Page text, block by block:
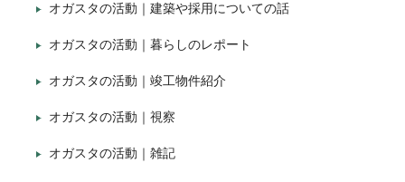
オガスタの活動｜建築や採用についての話
オガスタの活動｜暮らしのレポート
オガスタの活動｜竣工物件紹介
オガスタの活動｜視察
オガスタの活動｜雑記